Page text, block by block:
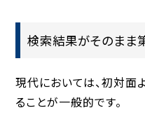
検索結果がそのまま
現代においては、初対面
ることが一般的です。